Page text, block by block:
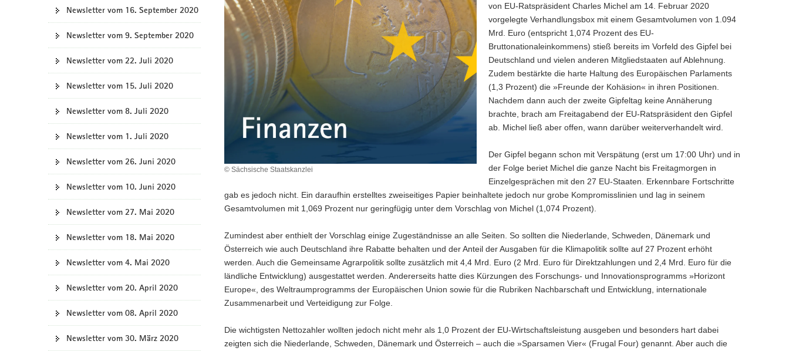
Newsletter vom 16. September 2020
Newsletter vom 9. September 2020
Newsletter vom 22. Juli 2020
Newsletter vom 15. Juli 2020
Newsletter vom 8. Juli 2020
Newsletter vom 1. Juli 2020
Newsletter vom 26. Juni 2020
Newsletter vom 10. Juni 2020
Newsletter vom 27. Mai 2020
Newsletter vom 18. Mai 2020
Newsletter vom 4. Mai 2020
Newsletter vom 20. April 2020
Newsletter vom 08. April 2020
Newsletter vom 30. März 2020
© Sächsische Staatskanzlei
von EU-Ratspräsident Charles Michel am 14. Februar 2020
vorgelegte Verhandlungsbox mit einem Gesamtvolumen von 1.094
Mrd. Euro (entspricht 1,074 Prozent des EU-
Bruttonationaleinkommens) stieß bereits im Vorfeld des Gipfel bei
Deutschland und vielen anderen Mitgliedstaaten auf Ablehnung.
Zudem bestärkte die harte Haltung des Europäischen Parlaments
(1,3 Prozent) die »Freunde der Kohäsion« in ihren Positionen.
Nachdem dann auch der zweite Gipfeltag keine Annäherung
brachte, brach am Freitagabend der EU-Ratspräsident den Gipfel
ab. Michel ließ aber offen, wann darüber weiterverhandelt wird.
Der Gipfel begann schon mit Verspätung (erst um 17:00 Uhr) und in
der Folge beriet Michel die ganze Nacht bis Freitagmorgen in
Einzelgesprächen mit den 27 EU-Staaten. Erkennbare Fortschritte
gab es jedoch nicht. Ein daraufhin erstelltes zweiseitiges Papier beinhaltete jedoch nur grobe Kompromisslinien und lag in seinem
Gesamtvolumen mit 1,069 Prozent nur geringfügig unter dem Vorschlag von Michel (1,074 Prozent).
Zumindest aber enthielt der Vorschlag einige Zugeständnisse an alle Seiten. So sollten die Niederlande, Schweden, Dänemark und
Österreich wie auch Deutschland ihre Rabatte behalten und der Anteil der Ausgaben für die Klimapolitik sollte auf 27 Prozent erhöht
werden. Auch die Gemeinsame Agrarpolitik sollte zusätzlich mit 4,4 Mrd. Euro (2 Mrd. Euro für Direktzahlungen und 2,4 Mrd. Euro für die
ländliche Entwicklung) ausgestattet werden. Andererseits hatte dies Kürzungen des Forschungs- und Innovationsprogramms »Horizont
Europe«, des Weltraumprogramms der Europäischen Union sowie für die Rubriken Nachbarschaft und Entwicklung, internationale
Zusammenarbeit und Verteidigung zur Folge.
Die wichtigsten Nettozahler wollten jedoch nicht mehr als 1,0 Prozent der EU-Wirtschaftsleistung ausgeben und besonders hart dabei
zeigten sich die Niederlande, Schweden, Dänemark und Österreich – auch die »Sparsamen Vier« (Frugal Four) genannt. Aber auch die